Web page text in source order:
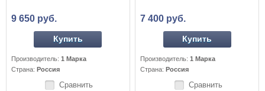
9 650 руб.
Купить
Производитель:1 Марка
Страна:Россия
Сравнить
7 400 руб.
Купить
Производитель:1 Марка
Страна:Россия
Сравнить